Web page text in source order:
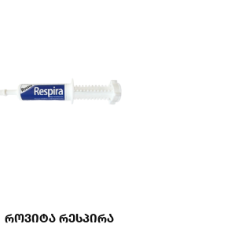
Როვიტა Რესპირა